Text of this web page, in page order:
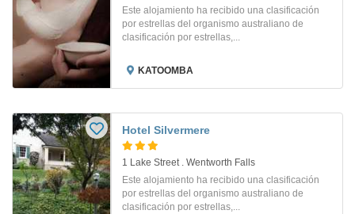
Este alojamiento ha recibido una clasificación
por estrellas del organismo australiano de
clasificación por estrellas,...
KATOOMBA
Hotel Silvermere
1 Lake Street . Wentworth Falls
Este alojamiento ha recibido una clasificación
por estrellas del organismo australiano de
clasificación por estrellas,...